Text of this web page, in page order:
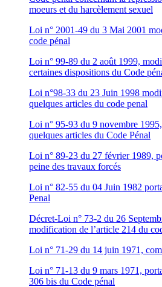
moeurs et du harcèlement sexuel
Loi n° 2001-49 du 3 Mai 2001
code pénal
Loi n° 99-89 du 2 août 1999,
certaines dispositions du Code
Loi n°98-33 du 23 Juin 1998
quelques articles du code penal
Loi n° 95-93 du 9 novembre
quelques articles du Code Pénal
Loi n° 89-23 du 27 février 1989,
peine des travaux forcés
Loi n° 82-55 du 04 Juin 1982
Penal
Décret-Loi n° 73-2 du 26
modification de l’article 214 du
Loi n° 71-29 du 14 juin 1971,
Loi n° 71-13 du 9 mars 1971,
306 bis du Code pénal